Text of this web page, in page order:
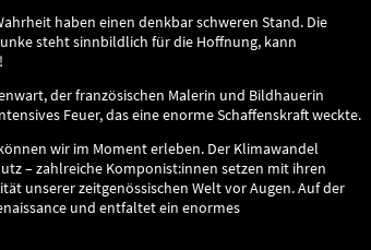
haben einen denkbar schweren Stand. Die
steht sinnbildlich für die Hoffnung, kann
der französischen Malerin und Bildhauerin
Feuer, das eine enorme Schaffenskraft weckte.
wir im Moment erleben. Der Klimawandel
– zahlreiche Komponist:innen setzen mit ihren
unserer zeitgenössischen Welt vor Augen. Auf der
und entfaltet ein enormes